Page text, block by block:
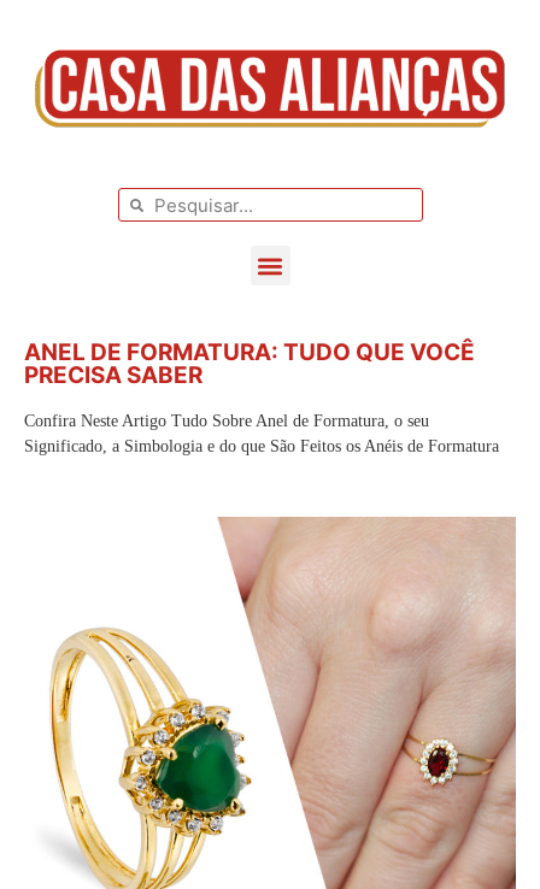
ANEL DE FORMATURA: TUDO QUE VOCÊ
PRECISA SABER
Confira Neste Artigo Tudo Sobre Anel de Formatura, o seu
Significado, a Simbologia e do que São Feitos os Anéis de Formatura